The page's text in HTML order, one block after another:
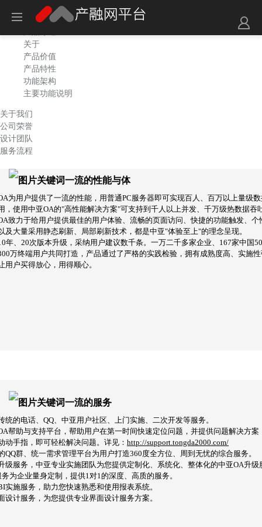
关于
产品价值
产品特性
功能架构
主要功能说明
关于我们
公司荣誉
设计团队
服务流程
一流的性能与体
为用户提供了一流的性能，用普通PC服务器即可实现百人、百万以上量级
，使用中亚OA的"高性能解决方案"可支持到千人以上并发、千万级热数据吞
致力于给用户提供最佳的用户体验、流畅的页面访问、快捷的功能触发、个
及大量采用静态刷新、局部刷新技术，都是中亚"体验至上"的理念呈现。
年、20次版本升级，采纳用户建议数千条。一万二千多家企业、167家中国
万终端用户共同打造，产品通过了严格的实践检验，拥有成熟度高、实施
用户买得放心，用得顺心。
一流的服务
统的电话、QQ、中亚用户社区、上门实施、二次开发等服务。
帮助与支持平台，帮助用户在第一时间快速定位问题，并提供问题解决方案
动手指，即可轻松解决问题。详见： http://support.tongda2000.com/
QQ群、统一需求管理平台为用户打造360度全方位、周到无忧的综合服务。
级服务，中亚专业实施团队为您提供定制化、系统化、整体化的中亚OA升级
务为企业量身定制，提供1对1的深度、高质的服务。
实施服务，助力您快速熟悉和使用报表系统。
设计服务，为您提供专业界面设计服务方案。